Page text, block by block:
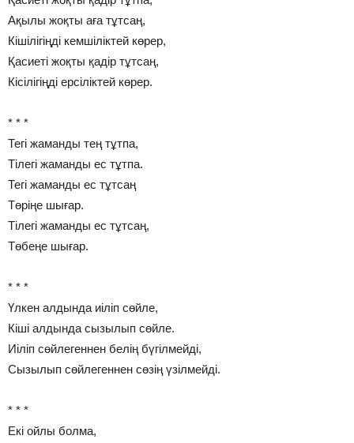
Ақылы жоқты аға тұтсаң,
Кішілігіңді кемшіліктей көрер,
Қасиеті жоқты қадір тұтсаң,
Кісілігіңді ерсіліктей көрер.
* * *
Тегі жаманды тең тұтпа,
Тілегі жаманды ес тұтпа.
Тегі жаманды ес тұтсаң
Төріңе шығар.
Тілегі жаманды ес тұтсаң,
Төбеңе шығар.
* * *
Үлкен алдында иіліп сөйле,
Кіші алдында сызылып сөйле.
Иіліп сөйлегеннен белің бүгілмейді,
Сызылып сөйлегеннен сөзің үзілмейді.
* * *
Екі ойлы болма,